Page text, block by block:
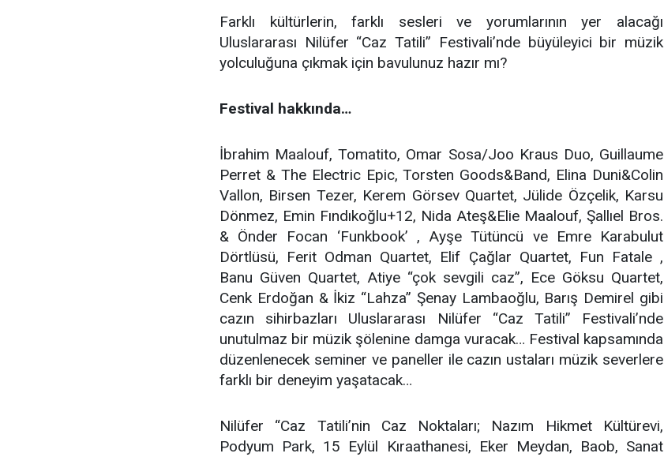
Farklı kültürlerin, farklı sesleri ve yorumlarının yer alacağı
Uluslararası Nilüfer “Caz Tatili” Festivali’nde büyüleyici bir müzik
yolculuğuna çıkmak için bavulunuz hazır mı?
Festival hakkında…
İbrahim Maalouf, Tomatito, Omar Sosa/Joo Kraus Duo, Guillaume
Perret & The Electric Epic, Torsten Goods&Band, Elina Duni&Colin
Vallon, Birsen Tezer, Kerem Görsev Quartet, Jülide Özçelik, Karsu
Dönmez, Emin Fındıkoğlu+12, Nida Ateş&Elie Maalouf, Şallıel Bros.
& Önder Focan ‘Funkbook’ , Ayşe Tütüncü ve Emre Karabulut
Dörtlüsü, Ferit Odman Quartet, Elif Çağlar Quartet, Fun Fatale ,
Banu Güven Quartet, Atiye “çok sevgili caz”, Ece Göksu Quartet,
Cenk Erdoğan & İkiz “Lahza” Şenay Lambaoğlu, Barış Demirel gibi
cazın sihirbazları Uluslararası Nilüfer “Caz Tatili” Festivali’nde
unutulmaz bir müzik şölenine damga vuracak… Festival kapsamında
düzenlenecek seminer ve paneller ile cazın ustaları müzik severlere
farklı bir deneyim yaşatacak…
Nilüfer “Caz Tatili’nin Caz Noktaları; Nazım Hikmet Kültürevi,
Podyum Park, 15 Eylül Kıraathanesi, Eker Meydan, Baob, Sanat